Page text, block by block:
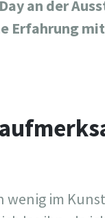
an der
Erfahrung
wenig im